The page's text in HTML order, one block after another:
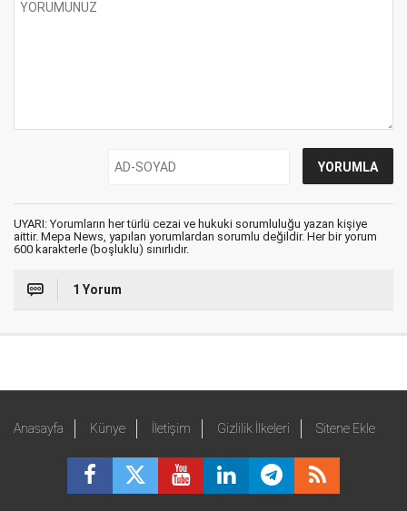
UYARI: Yorumların her türlü cezai ve hukuki sorumluluğu yazan kişiye
aittir. Mepa News, yapılan yorumlardan sorumlu değildir. Her bir yorum
600 karakterle (boşluklu) sınırlıdır.
1 Yorum
Anasayfa Künye İletişim Gizlilik İlkeleri Sitene Ekle